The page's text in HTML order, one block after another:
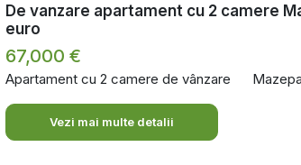
De vanzare apartament cu 2 camere
euro
67,000 €
Apartament cu 2 camere de vânzare
Vezi mai multe detalii